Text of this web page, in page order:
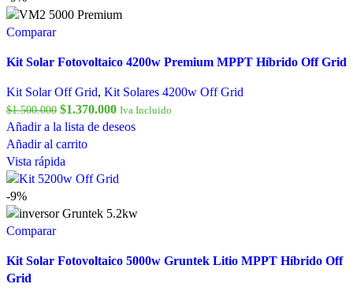
Comparar
Kit Solar Fotovoltaico 4200w Premium MPPT Híbrido Off Grid
Kit Solar Off Grid, Kit Solares 4200w Off Grid
$1.500.000 $1.370.000 Iva Incluido
Añadir a la lista de deseos
Añadir al carrito
Vista rápida
-9%
Comparar
Kit Solar Fotovoltaico 5000w Gruntek Litio MPPT Híbrido Off
Grid